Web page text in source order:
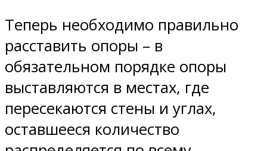
Теперь необходимо правильно
расставить опоры – в
обязательном порядке опоры
выставляются в местах, где
пересекаются стены и углах,
оставшееся количество